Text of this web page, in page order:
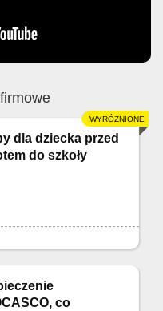
dla dziecka przed
do szkoły
co